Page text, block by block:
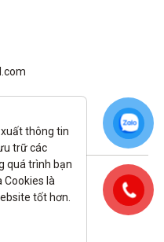
thông tin
trữ các
quá trình bạn
Cookies là